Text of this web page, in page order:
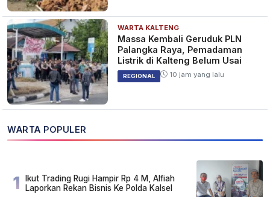
WARTA KALTENG
Massa Kembali Geruduk PLN
Palangka Raya, Pemadaman
Listrik di Kalteng Belum Usai
REGIONAL 10 jam yang lalu
WARTA POPULER
1
Ikut Trading Rugi Hampir Rp 4 M, Alfiah
Laporkan Rekan Bisnis Ke Polda Kalsel